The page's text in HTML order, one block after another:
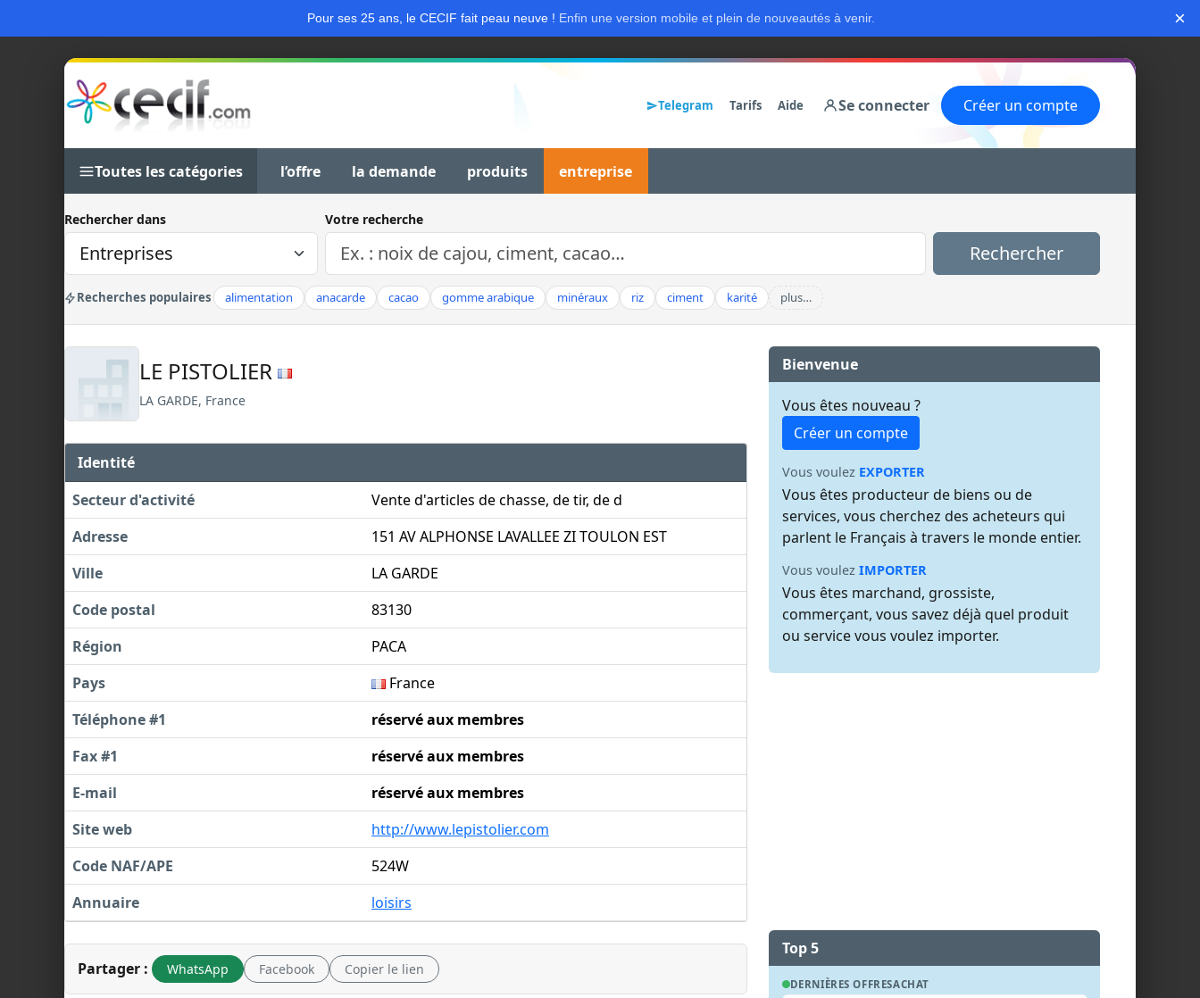
Pour ses 25 ans, le CECIF fait peau neuve ! Enfin une version mobile et plein de nouveautés à venir. ×
Telegram Tarifs Aide Se connecter Créer un compte
Toutes les catégories l’offre la demande produits entreprise
Rechercher dans Votre recherche
Rechercher
Recherches populaires alimentation anacarde cacao gomme arabique minéraux riz ciment karité plus…
LE PISTOLIER
LA GARDE, France
Identité
Secteur d'activité
Vente d'articles de chasse, de tir, de d
Adresse
151 AV ALPHONSE LAVALLEE ZI TOULON EST
Ville
LA GARDE
Code postal
83130
Région
PACA
Pays
France
Téléphone #1
réservé aux membres
Fax #1
réservé aux membres
E-mail
réservé aux membres
Site web
http://www.lepistolier.com
Code NAF/APE
524W
Annuaire
loisirs
Partager : WhatsApp Facebook Copier le lien
Bienvenue
Vous êtes nouveau ?
Créer un compte
Vous voulez EXPORTER
Vous êtes producteur de biens ou de
services, vous cherchez des acheteurs qui
parlent le Français à travers le monde entier.
Vous voulez IMPORTER
Vous êtes marchand, grossiste,
commerçant, vous savez déjà quel produit
ou service vous voulez importer.
Top 5
DERNIÈRES OFFRESACHAT